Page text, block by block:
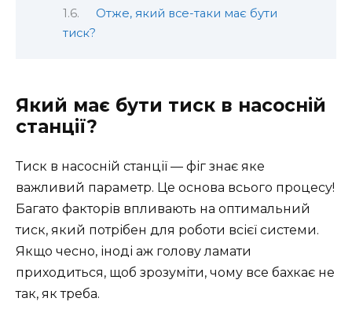
Отже, який все-таки має бути
тиск?
Який має бути тиск в насосній
станції?
Тиск в насосній станції — фіг знає яке
важливий параметр. Це основа всього процесу!
Багато факторів впливають на оптимальний
тиск, який потрібен для роботи всієї системи.
Якщо чесно, іноді аж голову ламати
приходиться, щоб зрозуміти, чому все бахкає не
так, як треба.